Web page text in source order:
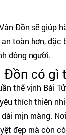
Đồn sẽ giúp
toàn hơn, đặc
đông người.
Đồn có gì
thể vịnh Bái
thích thiên
mịn màng.
đẹp mà còn